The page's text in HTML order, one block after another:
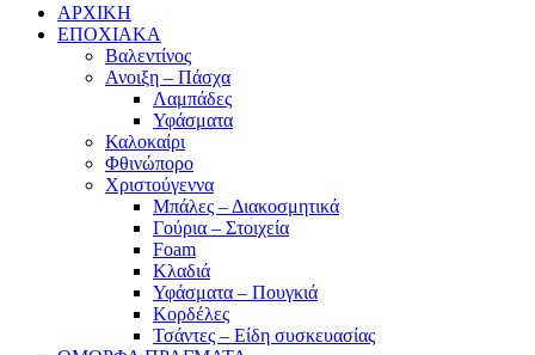
ΑΡΧΙΚΗ
ΕΠΟΧΙΑΚΑ
Βαλεντίνος
Ανοιξη – Πάσχα
Λαμπάδες
Υφάσματα
Καλοκαίρι
Φθινώπορο
Χριστούγεννα
Μπάλες – Διακοσμητικά
Γούρια – Στοιχεία
Foam
Κλαδιά
Υφάσματα – Πουγκιά
Κορδέλες
Τσάντες – Είδη συσκευασίας